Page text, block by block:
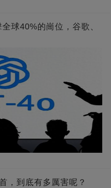
球40%的崗位，谷歌、
，到底有多厲害呢？